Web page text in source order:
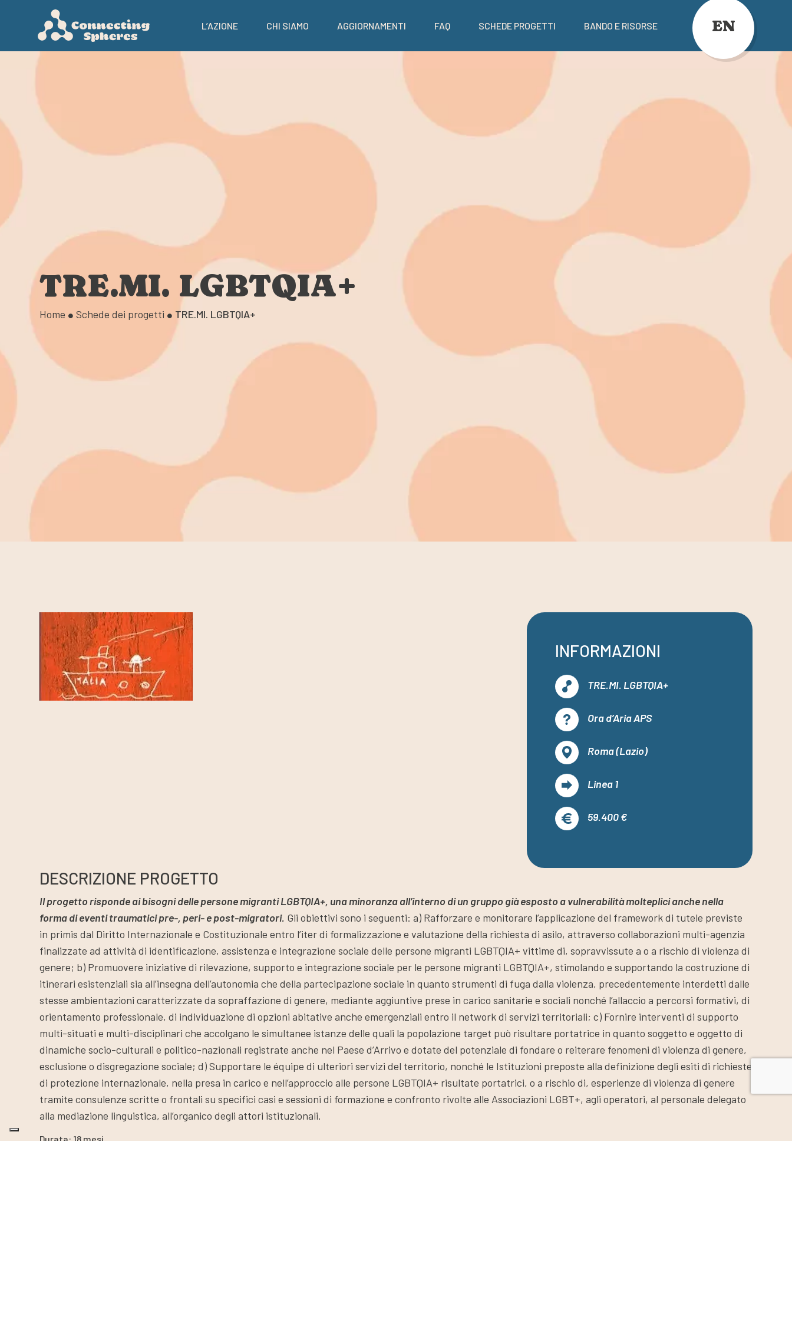
L’AZIONE CHI SIAMO AGGIORNAMENTI FAQ SCHEDE PROGETTI BANDO E RISORSE EN
TRE.MI. LGBTQIA+
Home Schede dei progetti TRE.MI. LGBTQIA+
INFORMAZIONI
TRE.MI. LGBTQIA+
Ora d’Aria APS
Roma (Lazio)
Linea 1
59.400 €
DESCRIZIONE PROGETTO
Il progetto risponde ai bisogni delle persone migranti LGBTQIA+, una minoranza all’interno di un gruppo già esposto a vulnerabilità molteplici anche nella
forma di eventi traumatici pre-, peri- e post-migratori. Gli obiettivi sono i seguenti: a) Rafforzare e monitorare l’applicazione del framework di tutele previste
in primis dal Diritto Internazionale e Costituzionale entro l’iter di formalizzazione e valutazione della richiesta di asilo, attraverso collaborazioni multi-agenzia
finalizzate ad attività di identificazione, assistenza e integrazione sociale delle persone migranti LGBTQIA+ vittime di, sopravvissute a o a rischio di violenza di
genere; b) Promuovere iniziative di rilevazione, supporto e integrazione sociale per le persone migranti LGBTQIA+, stimolando e supportando la costruzione di
itinerari esistenziali sia all’insegna dell’autonomia che della partecipazione sociale in quanto strumenti di fuga dalla violenza, precedentemente interdetti dalle
stesse ambientazioni caratterizzate da sopraffazione di genere, mediante aggiuntive prese in carico sanitarie e sociali nonché l’allaccio a percorsi formativi, di
orientamento professionale, di individuazione di opzioni abitative anche emergenziali entro il network di servizi territoriali; c) Fornire interventi di supporto
multi-situati e multi-disciplinari che accolgano le simultanee istanze delle quali la popolazione target può risultare portatrice in quanto soggetto e oggetto di
dinamiche socio-culturali e politico-nazionali registrate anche nel Paese d’Arrivo e dotate del potenziale di fondare o reiterare fenomeni di violenza di genere,
esclusione o disgregazione sociale; d) Supportare le équipe di ulteriori servizi del territorio, nonché le Istituzioni preposte alla definizione degli esiti di richieste
di protezione internazionale, nella presa in carico e nell’approccio alle persone LGBTQIA+ risultate portatrici, o a rischio di, esperienze di violenza di genere
tramite consulenze scritte o frontali su specifici casi e sessioni di formazione e confronto rivolte alle Associazioni LGBT+, agli operatori, al personale delegato
alla mediazione linguistica, all’organico degli attori istituzionali.
Durata: 18 mesi